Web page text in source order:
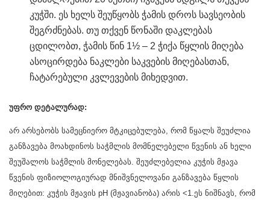
კუჭში. ეს ხელს შეუწყობს ჭამის დროს სავსეობის
შეგრძნებას. თუ თქვენ წონაში დაკლებას
ცდილობთ, ჭამის წინ 1½ – 2 ჭიქა წყლის მიღება
ასოცირდება ნაკლები საკვების მიღებასთან,
ჩატარებული კვლევების მიხედვით.
უფრო დეტალურად:
არ არსებობს სამეცნიერო მტკიცებულება, რომ წყალს შეუძლია
განზავება მოახდინოს საჭმლის მომნელებელი წვენის ან ხელი
შეუშალოს საჭმლის მონელებას. შეუძლებელია კუჭის მჟავა
წვენის ფიზიოლოგიურად მნიშვნელოვანი განზავება წყლის
მიღებით: კუჭის მჟავის pH (მჟავიანობა) არის <1.ეს ნიშნავს, რომ